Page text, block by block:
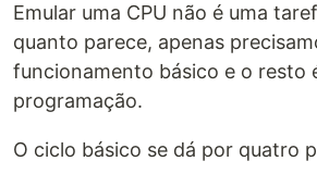
Emular uma CPU não é uma
quanto parece, apenas
funcionamento básico e o resto
programação.
O ciclo básico se dá por quatro